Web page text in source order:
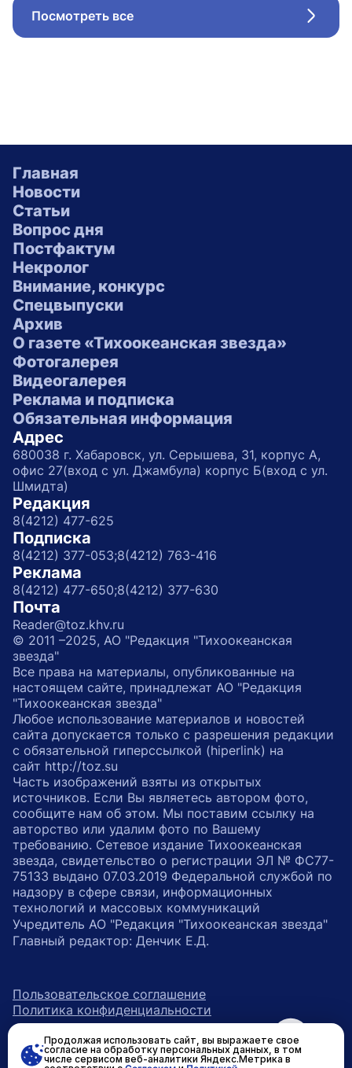
Посмотреть все
Главная
Новости
Статьи
Вопрос дня
Постфактум
Некролог
Внимание, конкурс
Спецвыпуски
Архив
О газете «Тихоокеанская звезда»
Фотогалерея
Видеогалерея
Реклама и подписка
Обязательная информация
Адрес
680038 г. Хабаровск, ул. Серышева, 31, корпус А,
офис 27(вход с ул. Джамбула) корпус Б(вход с ул.
Шмидта)
Редакция
8(4212) 477-625
Подписка
8(4212) 377-053;8(4212) 763-416
Реклама
8(4212) 477-650;8(4212) 377-630
Почта
Reader@toz.khv.ru
© 2011 –2025, АО "Редакция "Тихоокеанская
звезда"
Все права на материалы, опубликованные на
настоящем сайте, принадлежат АО "Редакция
"Тихоокеанская звезда"
Любое использование материалов и новостей
сайта допускается только с разрешения редакции
с обязательной гиперссылкой (hiperlink) на
сайт http://toz.su
Часть изображений взяты из открытых
источников. Если Вы являетесь автором фото,
сообщите нам об этом. Мы поставим ссылку на
авторство или удалим фото по Вашему
требованию. Сетевое издание Тихоокеанская
звезда, свидетельство о регистрации ЭЛ № ФС77-
75133 выдано 07.03.2019 Федеральной службой по
надзору в сфере связи, информационных
технологий и массовых коммуникаций
Учредитель АО "Редакция "Тихоокеанская звезда"
Главный редактор: Денчик Е.Д.
Пользовательское соглашение
Политика конфиденциальности
ссылка на главную
возрастное ограничение 16+
Продолжая использовать сайт, вы выражаете свое
согласие на обработку персональных данных, в том
числе сервисом веб-аналитики Яндекс.Метрика в